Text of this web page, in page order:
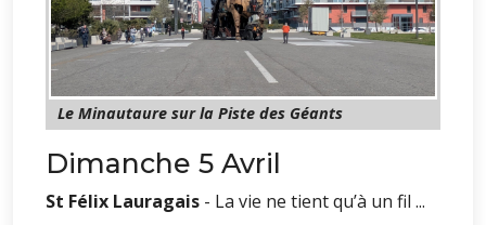
Le Minautaure sur la Piste des Géants
Dimanche 5 Avril
St Félix Lauragais - La vie ne tient qu’à un fil ...